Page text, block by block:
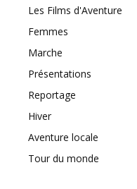
Les Films d'Aventure
Femmes
Marche
Présentations
Reportage
Hiver
Aventure locale
Tour du monde